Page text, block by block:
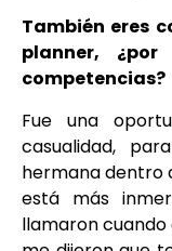
También eres
planner,
competencias?
Fue una
casualidad,
hermana dentro
está más
llamaron